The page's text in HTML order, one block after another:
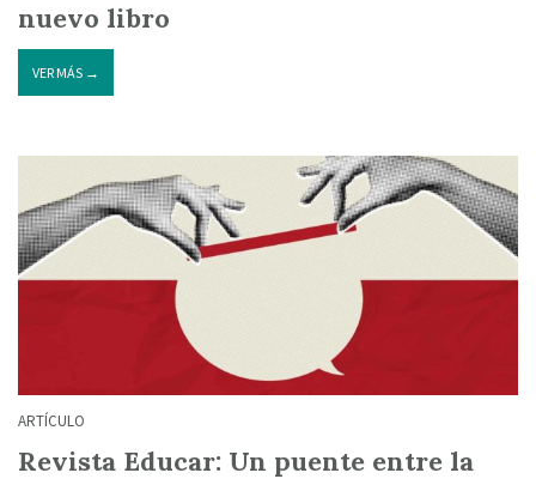
nuevo libro
VER MÁS →
ARTÍCULO
Revista Educar: Un puente entre la